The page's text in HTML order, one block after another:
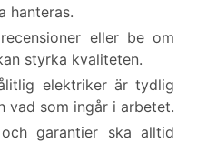
hanteras.
eller be om
styrka kvaliteten.
elektriker är tydlig
vad som ingår i arbetet.
garantier ska alltid